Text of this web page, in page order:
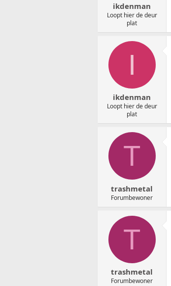
ikdenman
Loopt hier de deur
plat
I
ikdenman
Loopt hier de deur
plat
T
trashmetal
Forumbewoner
T
trashmetal
Forumbewoner